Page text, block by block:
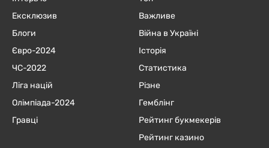
Ексклюзив
Блоги
Євро-2024
ЧC-2022
Ліга націй
Олімпіада-2024
Гравці
Важливе
Війна в Україні
Історія
Статистика
Різне
Гемблінг
Рейтинг букмекерів
Рейтинг казино